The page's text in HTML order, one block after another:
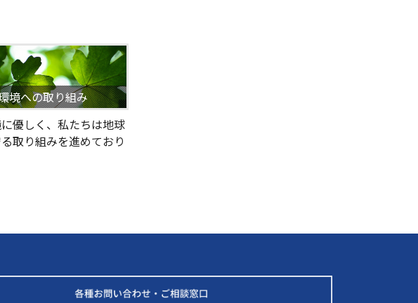
境への取り組み
優しく、私たちは地球
取り組みを進めており